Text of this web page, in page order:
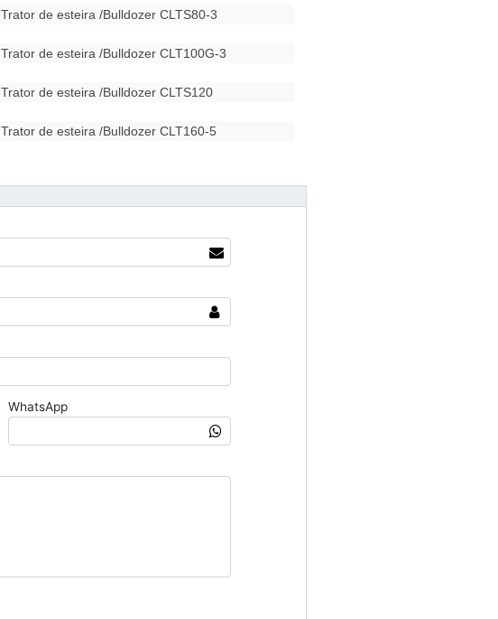
Trator de esteira /Bulldozer CLTS80-3
Trator de esteira /Bulldozer CLT100G-3
Trator de esteira /Bulldozer CLTS120
Trator de esteira /Bulldozer CLT160-5